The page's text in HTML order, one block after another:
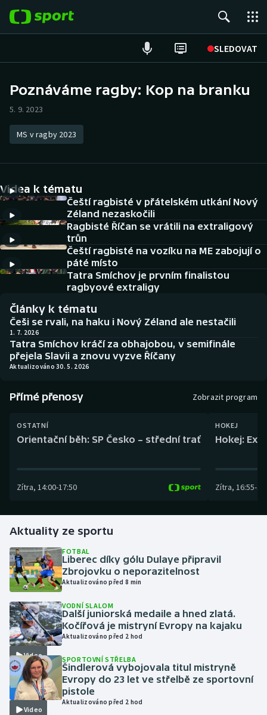
SLEDOVAT
Hokej
Tenis
Atletika
Cyklistika
DALŠÍ SPORTY
Americký fotbal
Baseball a softbal
Basketbal
Biatlon
Boby a skeleton
Box
Curling
Golf
Gymnastika
Házená
Jezdectví
Judo
Krasobruslení
Lezení
NEPŘEHLÉDNĚTE
Soutěže
Historické návraty
Aplikace ČT sport
AZ kvíz
Poznáváme ragby: Kop na branku
5. 9. 2023
MS v ragby 2023
Videa k tématu
Čeští ragbisté v přátelském utkání Nový
Zéland nezaskočili
Ragbisté Říčan se vrátili na extraligový
trůn
Čeští ragbisté na vozíku na ME zabojují o
páté místo
Tatra Smíchov je prvním finalistou
ragbyové extraligy
Články k tématu
Češi se rvali, na haku i Nový Zéland ale nestačili
1. 7. 2026
Tatra Smíchov kráčí za obhajobou, v semifinále
přejela Slavii a znovu vyzve Říčany
Aktualizováno 30. 5. 2026
Přímé přenosy Zobrazit program
OSTATNÍ
Orientační běh: SP Česko – střední trať
Zítra, 14:00-17:50
HOKEJ
Hokej:
Zítra, 16:55-
Aktuality ze sportu
FOTBAL
Liberec díky gólu Dulaye připravil
Zbrojovku o neporazitelnost
Aktualizováno před 8 min
Video
VODNÍ SLALOM
Další juniorská medaile a hned zlatá.
Kočířová je mistryní Evropy na kajaku
Aktualizováno před 2 hod
Video
SPORTOVNÍ STŘELBA
Šindlerová vybojovala titul mistryně
Evropy do 23 let ve střelbě ze sportovní
pistole
Aktualizováno před 2 hod